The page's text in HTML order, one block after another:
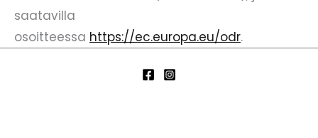
saatavilla
osoitteessa https://ec.europa.eu/odr.